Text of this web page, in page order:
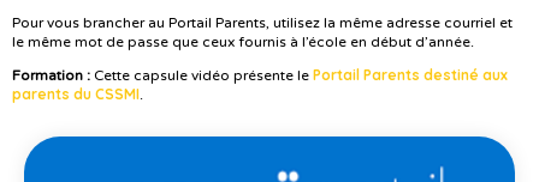
Pour vous brancher au Portail Parents, utilisez la même adresse courriel et
le même mot de passe que ceux fournis à l’école en début d’année.
Formation : Cette capsule vidéo présente le Portail Parents destiné aux
parents du CSSMI.